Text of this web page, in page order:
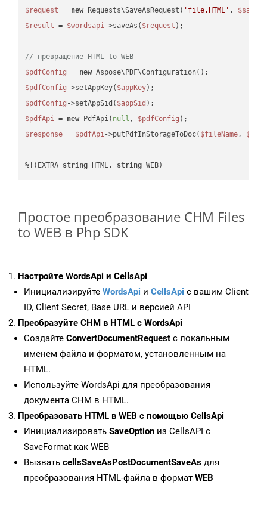
$request = new Requests\SaveAsRequest( 'file.HTML' ,
$result = $wordsapi->saveAs( $request );
// превращение HTML to WEB
$pdfConfig = new
$pdfConfig ->setAppKey( $appKey
$pdfConfig ->setAppSid( $appSid
$pdfApi = new PdfApi( null , $pdfConfig
$response = $pdfApi->putPdfInStorageToDoc( $fileName,
%!(EXTRA string=HTML, string=WEB)
Простое преобразование CHM Files
to WEB в Php SDK
Настройте WordsApi и CellsApi
Инициализируйте WordsApi и CellsApi с вашим Client
ID, Client Secret, Base URL и версией API
Преобразуйте CHM в HTML с WordsApi
Создайте ConvertDocumentRequest с локальным
именем файла и форматом, установленным на
HTML.
Используйте WordsApi для преобразования
документа CHM в HTML.
Преобразовать HTML в WEB с помощью CellsApi
Инициализировать SaveOption из CellsAPI с
SaveFormat как WEB
Вызвать cellsSaveAsPostDocumentSaveAs для
преобразования HTML-файла в формат WEB